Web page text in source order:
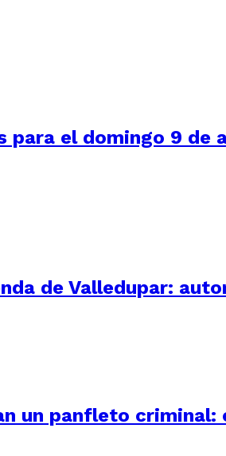
el domingo 9 de
de Valledupar:
un panfleto